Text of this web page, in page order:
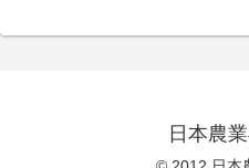
日本